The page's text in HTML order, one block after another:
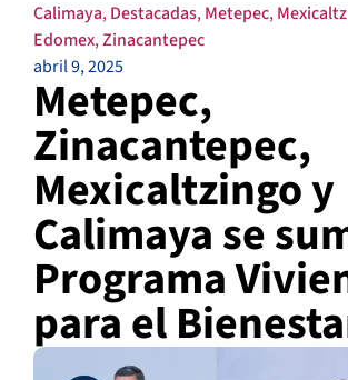
Calimaya,Destacadas,Metepec,
Edomex,Zinacantepec
abril 9, 2025
Metepec,
Zinacantepec,
Mexicaltzingo y
Calimaya se
Programa
para el